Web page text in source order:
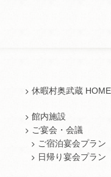
休暇村奥武蔵 HOME
館内施設
ご宴会・会議
ご宿泊宴会プラン
日帰り宴会プラン